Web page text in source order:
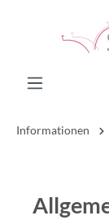
Informationen